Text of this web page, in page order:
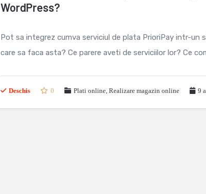
WordPress?
Pot sa integrez cumva serviciul de plata PrioriPay intr-un
care sa faca asta? Ce parere aveti de serviciilor lor? Ce
Deschis 0 Plati online, Realizare magazin online 9